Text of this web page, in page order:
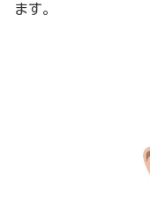
ます。